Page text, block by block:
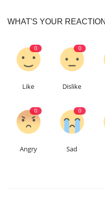
WHAT'S YOUR
0
Like
0
Dislike
0
Angry
0
Sad